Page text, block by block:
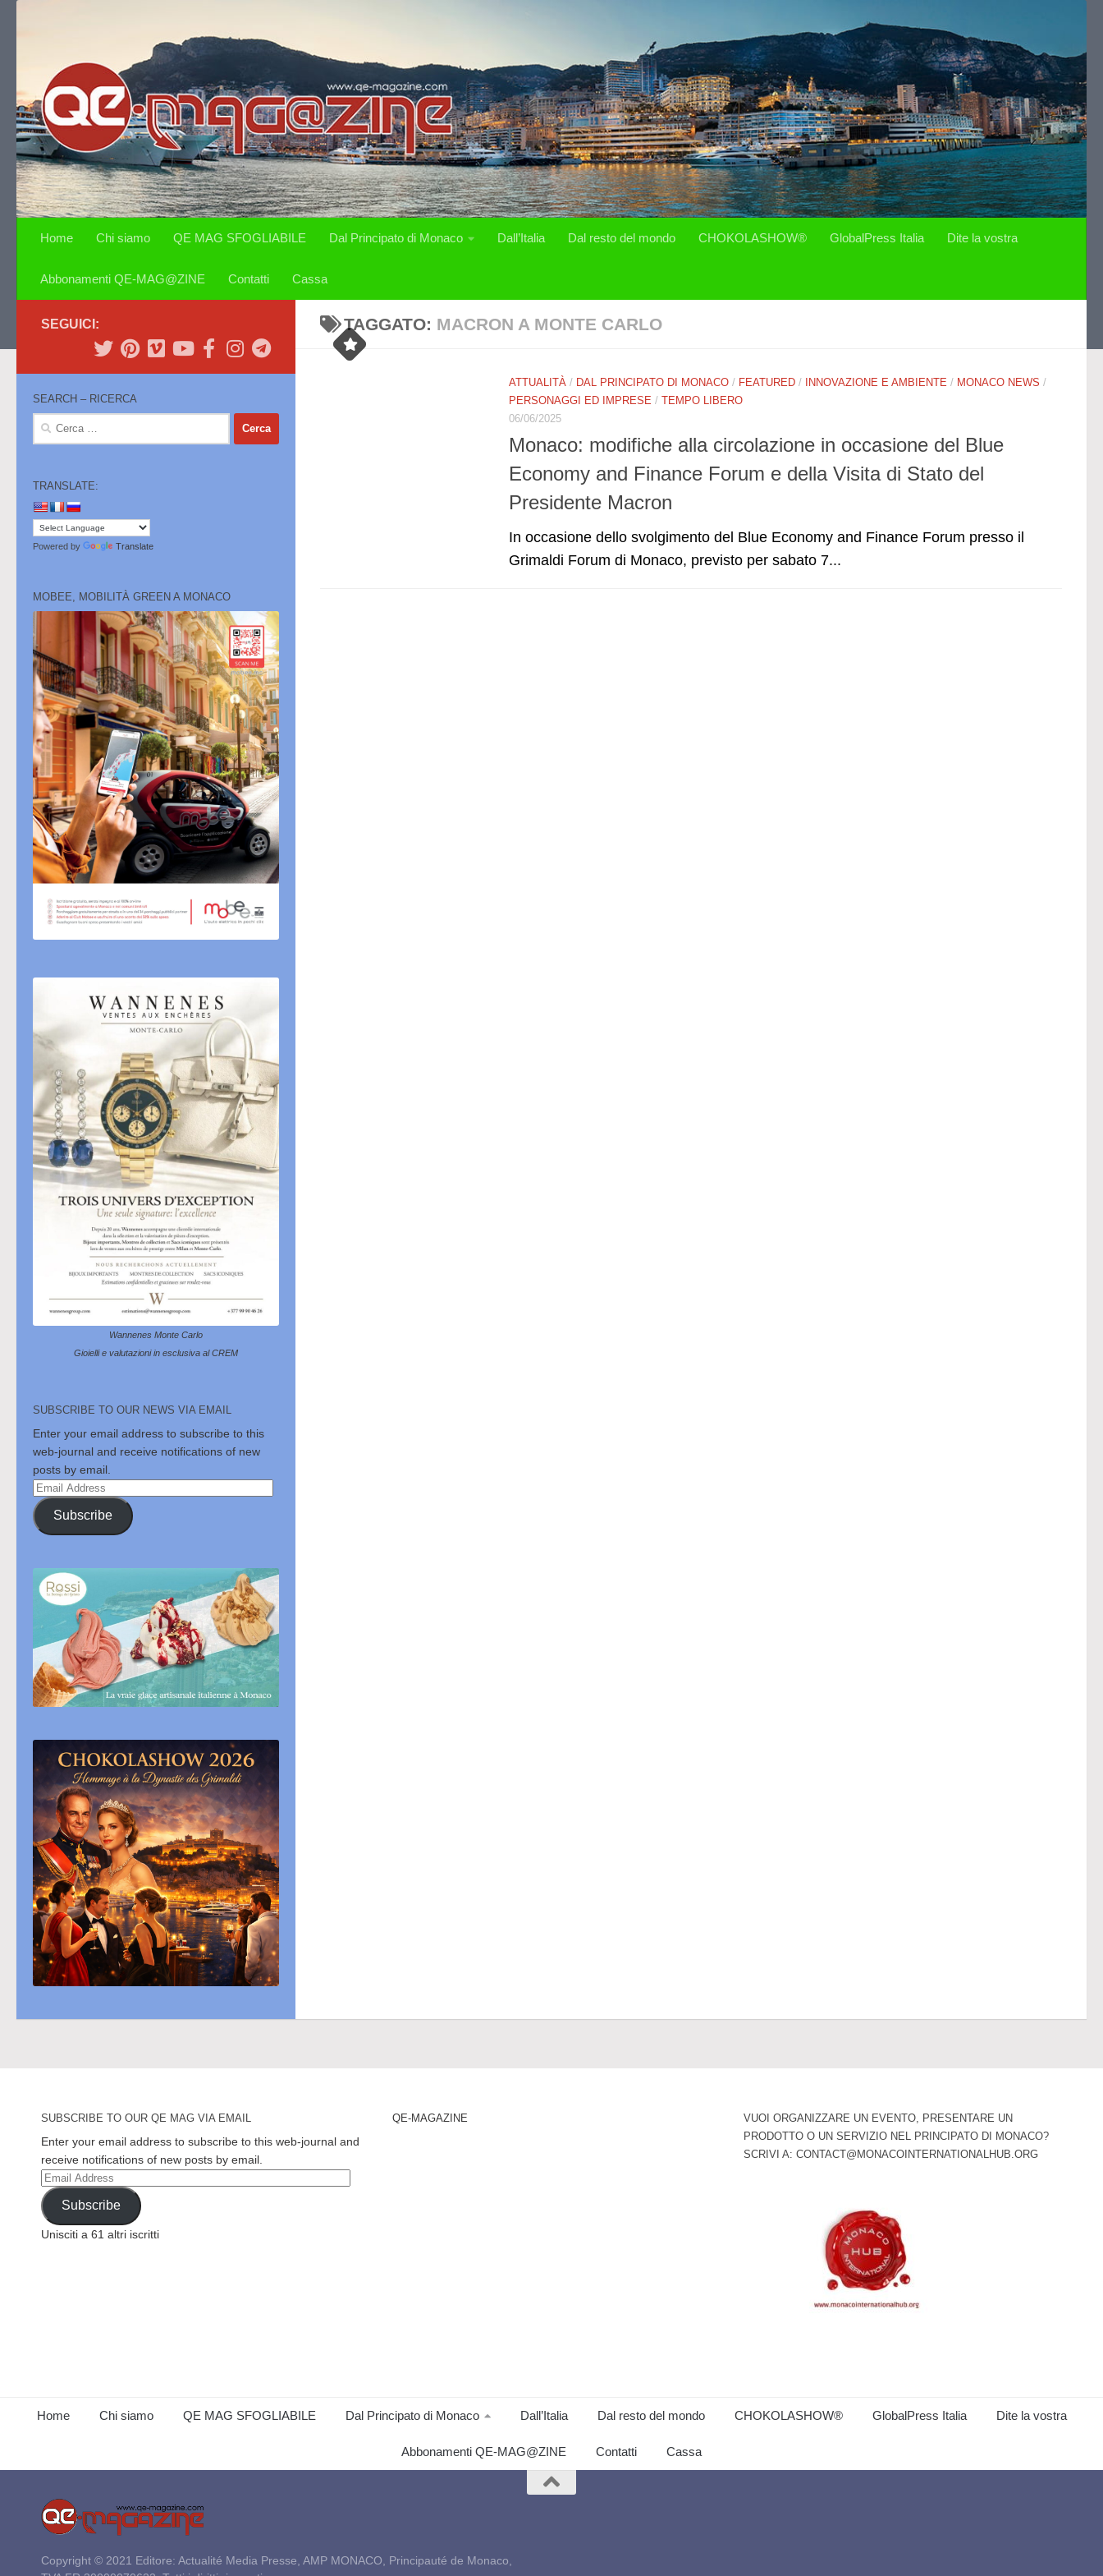
Home Chi siamo QE MAG SFOGLIABILE Dal Principato di Monaco Dall’Italia Dal resto del mondo CHOKOLASHOW® GlobalPress Italia Dite la vostra
Abbonamenti QE-MAG@ZINE Contatti Cassa
TAGGATO: MACRON A MONTE CARLO
ATTUALITÀ / DAL PRINCIPATO DI MONACO / FEATURED / INNOVAZIONE E AMBIENTE / MONACO NEWS /
PERSONAGGI ED IMPRESE / TEMPO LIBERO
06/06/2025
Monaco: modifiche alla circolazione in occasione del Blue
Economy and Finance Forum e della Visita di Stato del
Presidente Macron
In occasione dello svolgimento del Blue Economy and Finance Forum presso il
Grimaldi Forum di Monaco, previsto per sabato 7...
SEGUICI:
SEARCH – RICERCA
Ricerca
TRANSLATE:
Powered by Translate
MOBEE, MOBILITÀ GREEN A MONACO
Wannenes Monte Carlo
Gioielli e valutazioni in esclusiva al CREM
SUBSCRIBE TO OUR NEWS VIA EMAIL
Enter your email address to subscribe to this
web-journal and receive notifications of new
posts by email.
Email
Address
Subscribe
SUBSCRIBE TO OUR QE MAG VIA EMAIL
Enter your email address to subscribe to this web-journal and
receive notifications of new posts by email.
Email
Address
Subscribe
Unisciti a 61 altri iscritti
QE-MAGAZINE
VUOI ORGANIZZARE UN EVENTO, PRESENTARE UN
PRODOTTO O UN SERVIZIO NEL PRINCIPATO DI MONACO?
SCRIVI A: CONTACT@MONACOINTERNATIONALHUB.ORG
Home Chi siamo QE MAG SFOGLIABILE Dal Principato di Monaco Dall’Italia Dal resto del mondo CHOKOLASHOW® GlobalPress Italia Dite la vostra
Abbonamenti QE-MAG@ZINE Contatti Cassa
Copyright © 2021 Editore: Actualité Media Presse, AMP MONACO, Principauté de Monaco,